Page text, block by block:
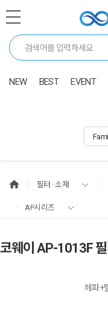
NEW BEST EVENT
필터 · 소재
AP시리즈
코웨이 AP-1013F
헤파+